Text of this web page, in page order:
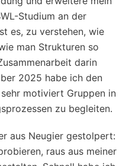
Studium an der
es, zu verstehen, wie
man Strukturen so
darin
2025 habe ich den
motiviert Gruppen in
zu begleiten.
aus Neugier gestolpert:
raus aus meiner